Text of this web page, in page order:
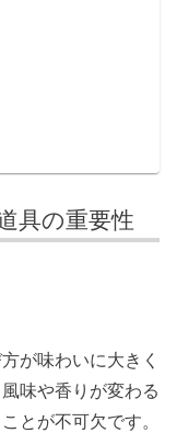
具の重要性
が味わいに大きく
味や香りが変わる
とが不可欠です。